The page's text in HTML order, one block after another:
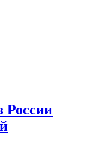
России